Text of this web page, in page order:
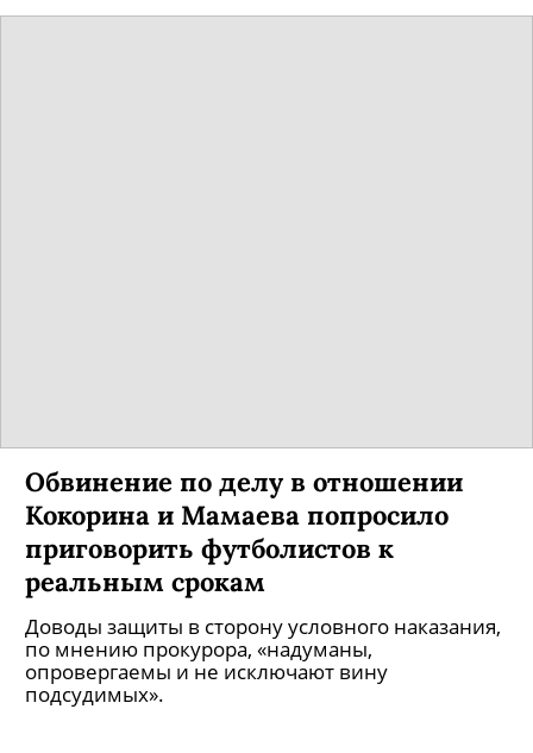
Обвинение по делу в отношении
Кокорина и Мамаева попросило
приговорить футболистов к
реальным срокам
Доводы защиты в сторону условного наказания,
по мнению прокурора, «надуманы,
опровергаемы и не исключают вину
подсудимых».